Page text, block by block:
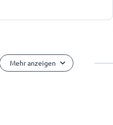
Mehr anzeigen